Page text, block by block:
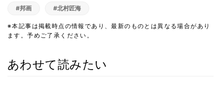
#邦画 #北村匠海
※本記事は掲載時点の情報であり、最新のものとは異なる場合があり
ます。予めご了承ください。
あわせて読みたい